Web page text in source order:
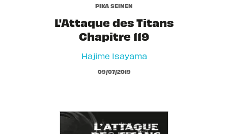
PIKA SEINEN
L'Attaque des Titans
Chapitre 119
Hajime Isayama
09/07/2019